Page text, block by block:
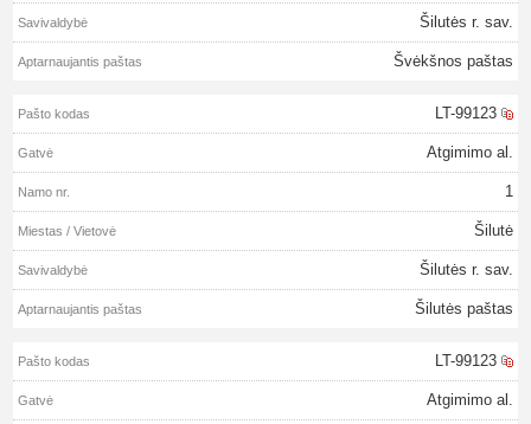
Šilutės r. sav.
Švėkšnos paštas
LT-99123
Atgimimo al.
1
Šilutė
Šilutės r. sav.
Šilutės paštas
LT-99123
Atgimimo al.